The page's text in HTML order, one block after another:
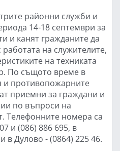
районни служби и
14-18 септември за
и канят гражданите да
на служителите,
на техниката
По същото време в
и противопожарните
приемни за граждани и
по въпроси на
Телефонните номера са
и (086) 886 695, в
в Дулово - (0864) 225 46.